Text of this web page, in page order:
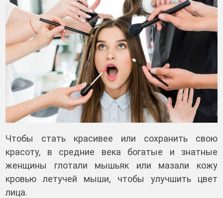
Чтобы стать красивее или сохранить свою
красоту, в средние века богатые и знатные
женщины глотали мышьяк или мазали кожу
кровью летучей мыши, чтобы улучшить цвет
лица.